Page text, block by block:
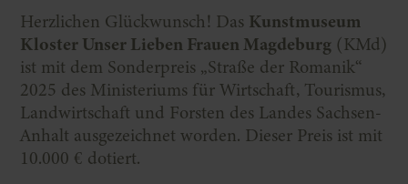
Herzlichen Glückwunsch! Das Kunstmuseum
Kloster Unser Lieben Frauen Magdeburg (KMd)
ist mit dem Sonderpreis „Straße der Romanik“
2025 des Ministeriums für Wirtschaft, Tourismus,
Landwirtschaft und Forsten des Landes Sachsen-
Anhalt ausgezeichnet worden. Dieser Preis ist mit
10.000 € dotiert.